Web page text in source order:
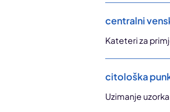
centralni
Kateteri za
citološka
Uzimanje